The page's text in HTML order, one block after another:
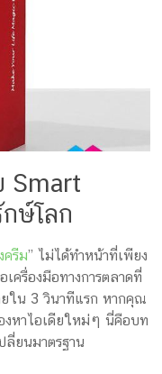
Smart
ษ์โลก
ครีม” ไม่ได้ทำหน้าที่เพียง
ครื่องมือทางการตลาดที่
ใน 3 วินาทีแรก หากคุณ
งหาไอเดียใหม่ๆ นี่คือบท
ลี่ยนมาตรฐาน